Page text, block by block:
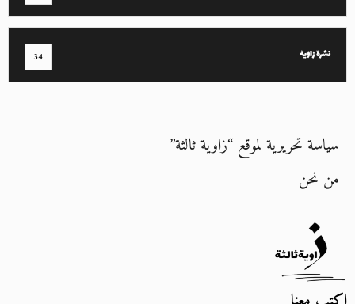
نشرة زاوية 34
سياسة تحريرية لموقع “زاوية ثالثة”
من نحن